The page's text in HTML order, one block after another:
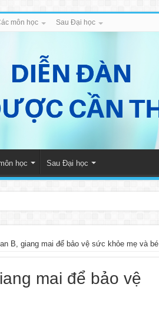
môn học Sau Đại học
học Sau Đại học
B, giang mai để bảo vệ sức khỏe mẹ và bé
mai để bảo vệ